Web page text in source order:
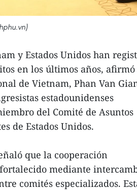
y Estados Unidos han
en los últimos años,
de Vietnam, Phan Van
estadounidenses
del Comité de Asuntos
de Estados Unidos.
que la cooperación
mediante
comités especializados.